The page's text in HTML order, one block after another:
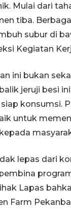
Mulai dari
tiba.
subur di
Kegiatan
ini bukan
jeruji besi
konsumsi.
untuk
lepas dari
Lapas
Farm